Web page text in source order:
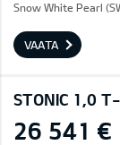
Snow White Pearl
VAATA
STONIC 1,0
26 541 €